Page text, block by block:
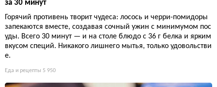
за 30 минут
Горячий противень творит чудеса: лосось и черри-помидоры
запекаются вместе, создавая сочный ужин с минимумом пос
уды. Всего 30 минут — и на столе блюдо с 36 г белка и ярким
вкусом специй. Никакого лишнего мытья, только удовольстви
е.
Еда и рецепты 5 950